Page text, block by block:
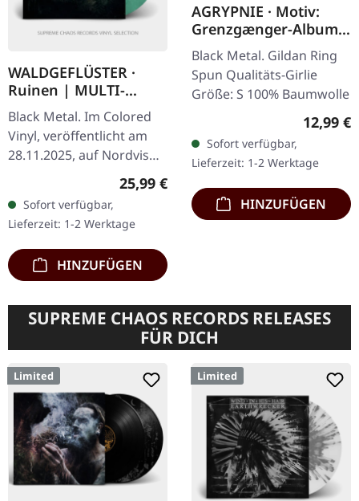
WALDGEFLÜSTER ·
Ruinen | MULTI-
COLORED 2LP
Black Metal. Im Colored
Vinyl, veröffentlicht am
28.11.2025, auf Nordvis
Produktion. Mehrfarbiges
Doppel-Vinyl im Gatefold-
Cover. Fast ein Jahrzehnt…
Regulärer Preis:
25,99 €
Sofort verfügbar,
Lieferzeit: 1-2 Werktage
HINZUFÜGEN
AGRYPNIE · Motiv:
Grenzgænger-Album
Tour | GIRLIE
Black Metal. Gildan Ring
Spun Qualitäts-Girlie
Größe: S 100% Baumwolle
12,99 €
Sofort verfügbar,
Lieferzeit: 1-2 Werktage
HINZUFÜGEN
SUPREME CHAOS RECORDS RELEASES
FÜR DICH
Limited Limited